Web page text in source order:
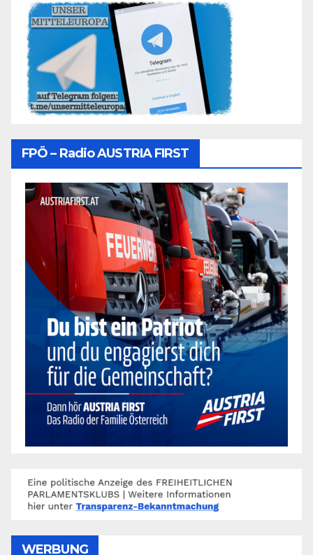
FPÖ – Radio AUSTRIA FIRST
WERBUNG